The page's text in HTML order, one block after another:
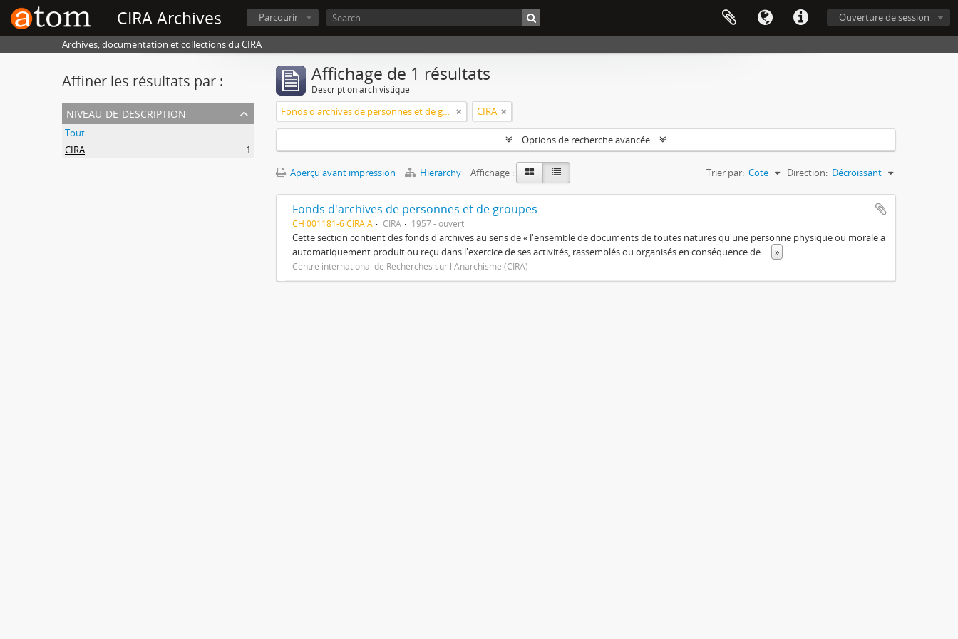
CIRA Archives Ouverture de session
Parcourir
Archives, documentation et collections du CIRA
Affiner les résultats par :
niveau de description
Tout
CIRA
1
Affichage de 1 résultats
Description archivistique
Fonds d'archives de personnes et de groupes CIRA
Options de recherche avancée
Aperçu avant impression Hierarchy Affichage : Trier par: Cote Direction: Décroissant
Fonds d'archives de personnes et de groupes
CH 001181-6 CIRA A CIRA 1957 - ouvert
Cette section contient des fonds d'archives au sens de « l'ensemble de documents de toutes natures qu'une personne physique ou morale a
automatiquement produit ou reçu dans l'exercice de ses activités, rassemblés ou organisés en conséquence de ... »
Centre international de Recherches sur l'Anarchisme (CIRA)